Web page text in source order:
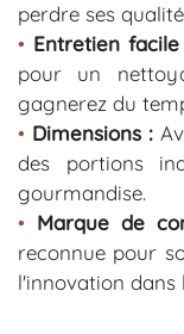
perdre ses
• Entretien facile
pour un
gagnerez du
• Dimensions :
des portions
gourmandise.
• Marque de
reconnue pour
l'innovation dans